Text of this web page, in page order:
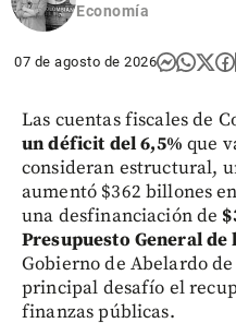
Economía
07 de agosto de 2026
Las cuentas fiscales de
un déficit del 6,5% que
consideran estructural,
aumentó $362 billones
una desfinanciación de
Presupuesto General de
Gobierno de Abelardo
principal desafío el
finanzas públicas.